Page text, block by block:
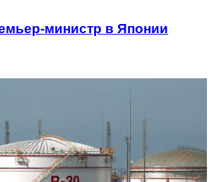
министр в Японии